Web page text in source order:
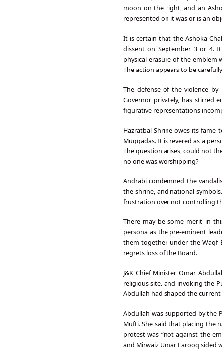
moon on the right, and an
represented on it was or is an
It is certain that the Ashoka
dissent on September 3 or 4.
physical erasure of the
The action appears to be
The defense of the violence
Governor privately, has stirred
figurative representations
Hazratbal Shrine owes its fame
Muqqadas. It is revered as a
The question arises, could not
no one was worshipping?
Andrabi condemned the
the shrine, and national
frustration over not controlling
There may be some merit in
persona as the pre-eminent
them together under the Waqf
regrets loss of the Board.
J&K Chief Minister Omar
religious site, and invoking the
Abdullah had shaped the
Abdullah was supported by the
Mufti. She said that placing the
protest was “not against the
and Mirwaiz Umar Farooq sided